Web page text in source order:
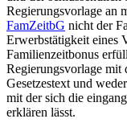
Regierungsvorlage an
FamZeitbG nicht der
Erwerbstätigkeit eines
Familienzeitbonus
Regierungsvorlage mit
Gesetzestext und
mit der sich die
erklären lässt.